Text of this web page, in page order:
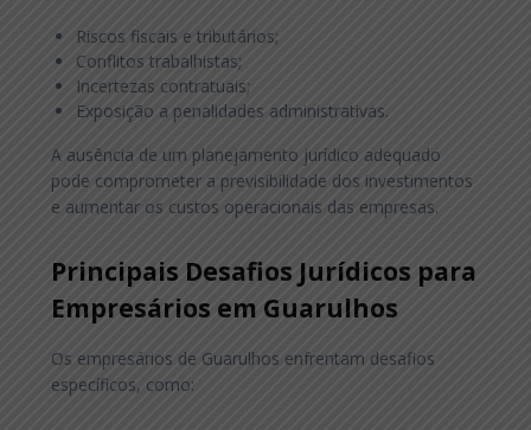
Riscos fiscais e tributários;
Conflitos trabalhistas;
Incertezas contratuais;
Exposição a penalidades administrativas.
A ausência de um planejamento jurídico adequado
pode comprometer a previsibilidade dos investimentos
e aumentar os custos operacionais das empresas.
Principais Desafios Jurídicos para
Empresários em Guarulhos
Os empresários de Guarulhos enfrentam desafios
específicos, como: